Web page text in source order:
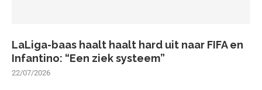
LaLiga-baas haalt haalt hard uit naar FIFA en
Infantino: “Een ziek systeem”
22/07/2026